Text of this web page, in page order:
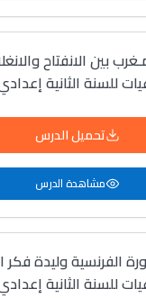
بين الانفتاح
للسنة الثانية
تحميل الدرس
مشاهدة الدرس
الفرنسية وليدة فكر
للسنة الثانية